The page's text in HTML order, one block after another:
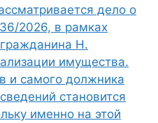
дело о
2026, в рамках
Н.
имущества.
и самого должника
становится
именно на этой